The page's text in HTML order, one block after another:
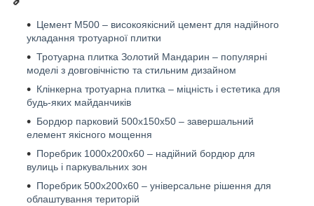
Цемент М500 – високоякісний цемент для надійного
укладання тротуарної плитки
Тротуарна плитка Золотий Мандарин – популярні
моделі з довговічністю та стильним дизайном
Клінкерна тротуарна плитка – міцність і естетика для
будь-яких майданчиків
Бордюр парковий 500х150х50 – завершальний
елемент якісного мощення
Поребрик 1000х200х60 – надійний бордюр для
вулиць і паркувальних зон
Поребрик 500х200х60 – універсальне рішення для
облаштування територій